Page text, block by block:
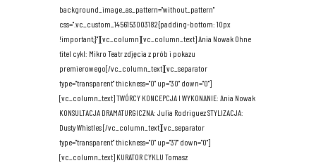
background_image_as_pattern="without_pattern"
css=".vc_custom_1456153003182{padding-bottom: 10px
!important;}"][vc_column][vc_column_text] Ania Nowak Ohne
titel cykl: Mikro Teatr zdjęcia z prób i pokazu
premierowego[/vc_column_text][vc_separator
type="transparent" thickness="0" up="30" down="0"]
[vc_column_text] TWÓRCY KONCEPCJA I WYKONANIE: Ania Nowak
KONSULTACJA DRAMATURGICZNA: Julia Rodriguez STYLIZACJA:
Dusty Whistles [/vc_column_text][vc_separator
type="transparent" thickness="0" up="37" down="0"]
[vc_column_text] KURATOR CYKLU Tomasz